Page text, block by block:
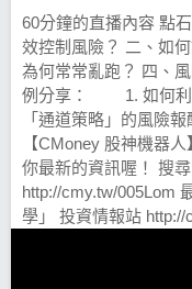
60分鐘的直播內容 點
效控制風險？ 二、如
為何常常亂跑？ 四、
例分享： 1. 如何利
「通道策略」的風險
【CMoney 股神機器
你最新的資訊喔！ 搜
http://cmy.tw/005Lom
學」 投資情報站 http://